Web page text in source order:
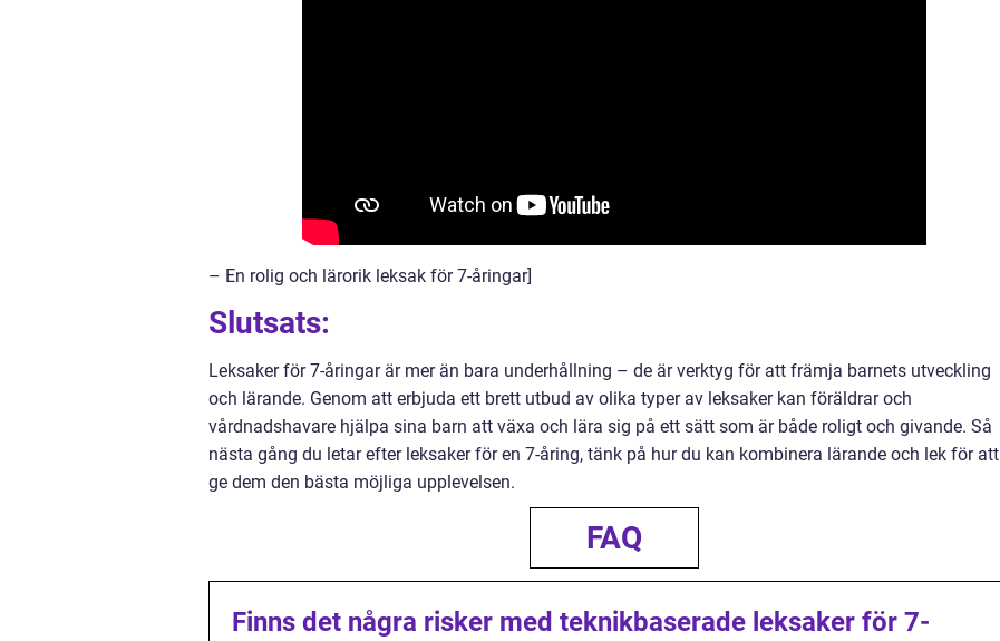
– En rolig och lärorik leksak för 7-åringar]
Slutsats:
Leksaker för 7-åringar är mer än bara underhållning – de är verktyg för att främja barnets utveckling
och lärande. Genom att erbjuda ett brett utbud av olika typer av leksaker kan föräldrar och
vårdnadshavare hjälpa sina barn att växa och lära sig på ett sätt som är både roligt och givande. Så
nästa gång du letar efter leksaker för en 7-åring, tänk på hur du kan kombinera lärande och lek för att
ge dem den bästa möjliga upplevelsen.
FAQ
Finns det några risker med teknikbaserade leksaker för 7-